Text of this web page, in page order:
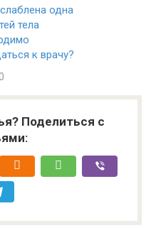
одна
тела
к врачу?
Поделиться с